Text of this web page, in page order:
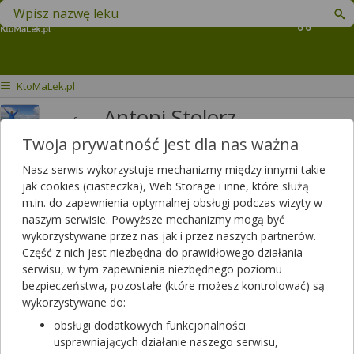
Koszyk
Znajdź lek w swojej okolicy
KtoMaLek.pl
mgr farm.Antoni Stolorz
Odpowiedzi Polubień
Polecanych artykułów
0 Lista artykułów
LinkedIn
Zobacz profil
Farmaceuta z apteki w Bieruniu
Twoja prywatność jest dla nas ważna
Nasz serwis wykorzystuje mechanizmy między innymi takie
jak cookies (ciasteczka), Web Storage i inne, które służą
m.in. do zapewnienia optymalnej obsługi podczas wizyty w
naszym serwisie. Powyższe mechanizmy mogą być
wykorzystywane przez nas jak i przez naszych partnerów.
Część z nich jest niezbędna do prawidłowego działania
serwisu, w tym zapewnienia niezbędnego poziomu
bezpieczeństwa, pozostałe (które możesz kontrolować) są
wykorzystywane do:
obsługi dodatkowych funkcjonalności
usprawniających działanie naszego serwisu,